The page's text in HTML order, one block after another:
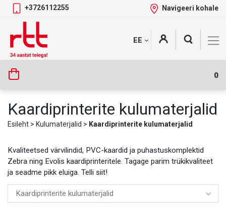
Skip
content
+3726112255 Navigeeri kohale
EE
0
Tootekategooriad +
Kaardiprinterite kulumaterjalid
Esileht > Kulumaterjalid > Kaardiprinterite kulumaterjalid
Kvaliteetsed värvilindid, PVC-kaardid ja puhastuskomplektid
Zebra ning Evolis kaardiprinteritele. Tagage parim trükikvaliteet
ja seadme pikk eluiga. Telli siit!
Kaardiprinterite kulumaterjalid